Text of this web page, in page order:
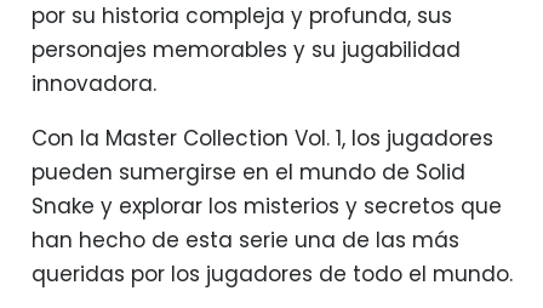
por su historia compleja y profunda, sus
personajes memorables y su jugabilidad
innovadora.
Con la Master Collection Vol. 1, los jugadores
pueden sumergirse en el mundo de Solid
Snake y explorar los misterios y secretos que
han hecho de esta serie una de las más
queridas por los jugadores de todo el mundo.